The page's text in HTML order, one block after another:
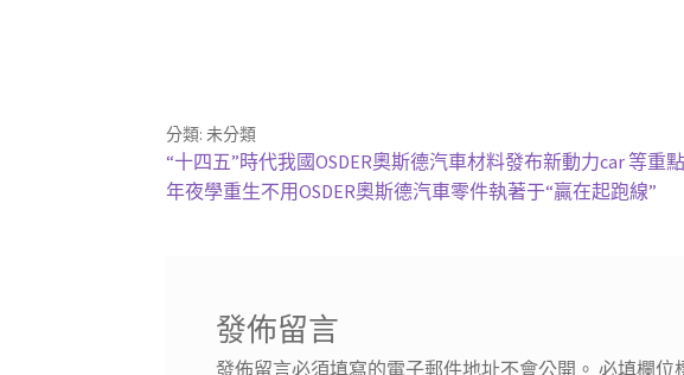
分類: 未分類
文
章
上
一
“十四五”時代我國OSDER奧斯德汽車材料發布新動力car 等重
下
年夜學重生不用OSDER奧斯德汽車零件執著于“贏在起跑線”
發佈留言
發佈留言必須填寫的電子郵件地址不會公開。 必填欄位